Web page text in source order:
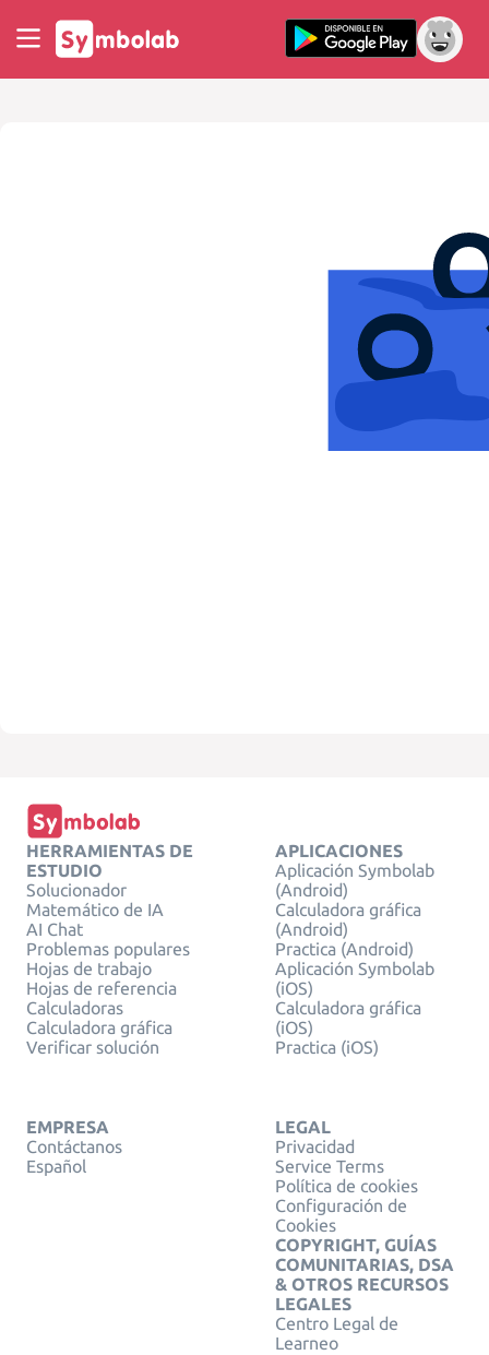
HERRAMIENTAS DE
ESTUDIO
Solucionador
Matemático de IA
AI Chat
Problemas populares
Hojas de trabajo
Hojas de referencia
Calculadoras
Calculadora gráfica
Verificar solución
APLICACIONES
Aplicación Symbolab
(Android)
Calculadora gráfica
(Android)
Practica (Android)
Aplicación Symbolab
(iOS)
Calculadora gráfica
(iOS)
Practica (iOS)
EMPRESA
Contáctanos
Español
LEGAL
Privacidad
Service Terms
Política de cookies
Configuración de
Cookies
COPYRIGHT, GUÍAS
COMUNITARIAS, DSA
& OTROS RECURSOS
LEGALES
Centro Legal de
Learneo